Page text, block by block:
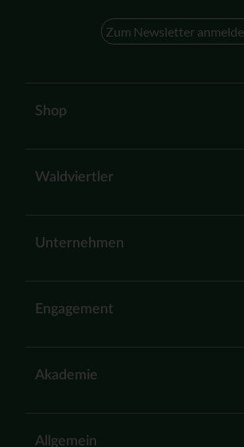
Zum Newsletter
Shop
Waldviertler
Unternehmen
Engagement
Akademie
Allgemein